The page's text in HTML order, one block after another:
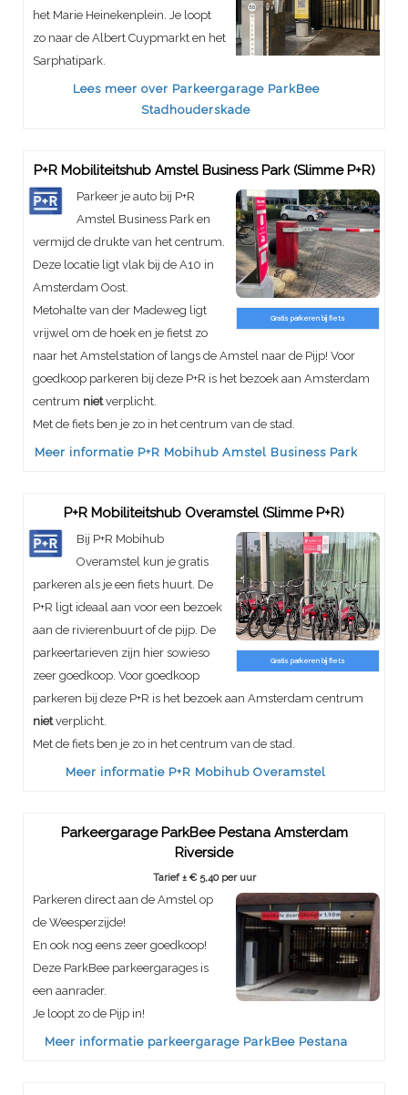
het Marie Heinekenplein. Je loopt
zo naar de Albert Cuypmarkt en het
Sarphatipark.
Lees meer over Parkeergarage ParkBee
Stadhouderskade
P+R Mobiliteitshub Amstel Business Park (Slimme P+R)
Gratis parkeren bij fiets
Parkeer je auto bij P+R
Amstel Business Park en
vermijd de drukte van het centrum.
Deze locatie ligt vlak bij de A10 in
Amsterdam Oost.
Metohalte van der Madeweg ligt
vrijwel om de hoek en je fietst zo
naar het Amstelstation of langs de Amstel naar de Pijp! Voor
goedkoop parkeren bij deze P+R is het bezoek aan Amsterdam
centrum nietverplicht.
Met de fiets ben je zo in het centrum van de stad.
Meer informatie P+R Mobihub Amstel Business Park
P+R Mobiliteitshub Overamstel (Slimme P+R)
Gratis parkeren bij fiets
Bij P+R Mobihub
Overamstel kun je gratis
parkeren als je een fiets huurt. De
P+R ligt ideaal aan voor een bezoek
aan de rivierenbuurt of de pijp. De
parkeertarieven zijn hier sowieso
zeer goedkoop. Voor goedkoop
parkeren bij deze P+R is het bezoek aan Amsterdam centrum
nietverplicht.
Met de fiets ben je zo in het centrum van de stad.
Meer informatie P+R Mobihub Overamstel
Parkeergarage ParkBee Pestana Amsterdam
Riverside
Tarief ± € 5,40 per uur
Parkeren direct aan de Amstel op
de Weesperzijde!
En ook nog eens zeer goedkoop!
Deze ParkBee parkeergarages is
een aanrader.
Je loopt zo de Pijp in!
Meer informatie parkeergarage ParkBee Pestana